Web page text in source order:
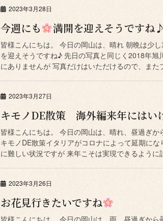
2023年3月28日
今週にも 満開を迎えそうですね♪
皆様こんにちは。 今日の岡山は、晴れ 朝晩は少
を迎えそうですね♪ 先日の写真と同じく2018年
にありませんが 写真だけはいただけるので、ま
2023年3月27日
キモノDE散策 海外編来年にはい
皆様こんにちは。 今日の岡山は、晴れ、昼過ぎか
キモノDE散策イタリアがコロナによって延期に
に難しい状況ですが 来年こそは実現できるよう
2023年3月26日
お花見行きたいですね
皆様こんにちは。 今日の岡山は、雨、昼過ぎか